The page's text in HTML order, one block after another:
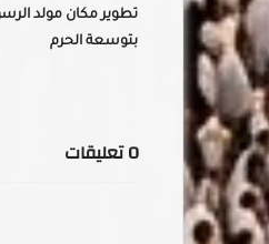
تطوير مكان مولد
بتوسعة الحرم
رصدها
الرحمة
0تعليقات